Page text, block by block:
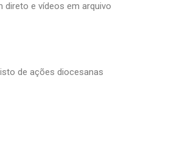
direto e vídeos em arquivo
de ações diocesanas